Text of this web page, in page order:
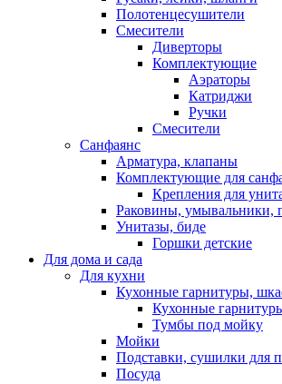
Полотенцесушители
Смесители
Диверторы
Комплектующие
Аэраторы
Катриджи
Ручки
Смесители
Санфаянс
Арматура, клапаны
Комплектующие для
Крепления для
Раковины, умывальники,
Унитазы, биде
Горшки детские
Для дома и сада
Для кухни
Кухонные гарнитуры,
Кухонные
Тумбы под мойку
Мойки
Подставки, сушилки для
Посуда